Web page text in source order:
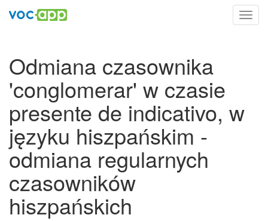
Odmiana czasownika
'conglomerar' w czasie
presente de indicativo, w
języku hiszpańskim -
odmiana regularnych
czasowników
hiszpańskich